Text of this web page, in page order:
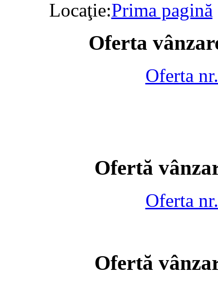
Locaţie:Prima pagină
Oferta
Oferta
Ofertă
Oferta
Ofertă